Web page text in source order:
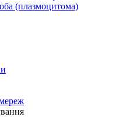
(плазмоцитома)